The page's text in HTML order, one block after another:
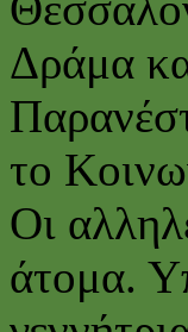
Δράμα
το
Οι
άτομα.